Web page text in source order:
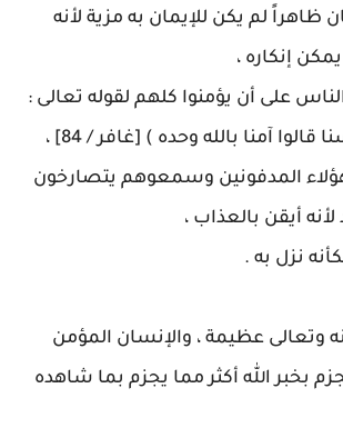
كان ظاهراً لم يكن للإيمان به مزية لأنه
إنكاره ،
على أن يؤمنوا كلهم لقوله تعالى :
قالوا آمنا بالله وحده ) [غافر / 84] ،
المدفونين وسمعوهم يتصارخون
لأنه أيقن بالعذاب ،
نزل به .
وتعالى عظيمة ، والإنسان المؤمن
بخبر الله أكثر مما يجزم بما شاهده